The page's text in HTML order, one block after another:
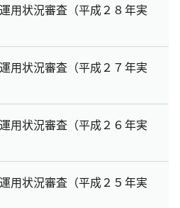
用状況審査（平成２８年実
用状況審査（平成２７年実
用状況審査（平成２６年実
用状況審査（平成２５年実